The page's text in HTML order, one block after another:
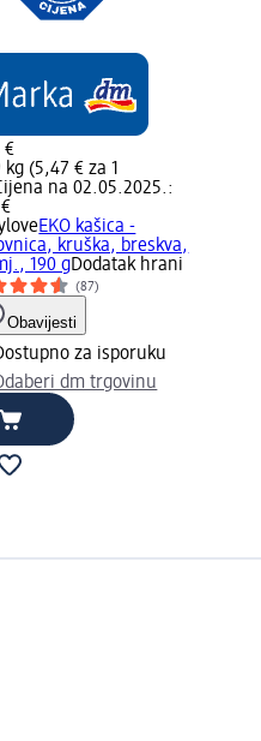
€
kg (5,47 € za 1
na 02.05.2025.:
EKO kašica -
kruška, breskva,
190 gDodatak hrani
(87)
Obavijesti
za isporuku
dm trgovinu